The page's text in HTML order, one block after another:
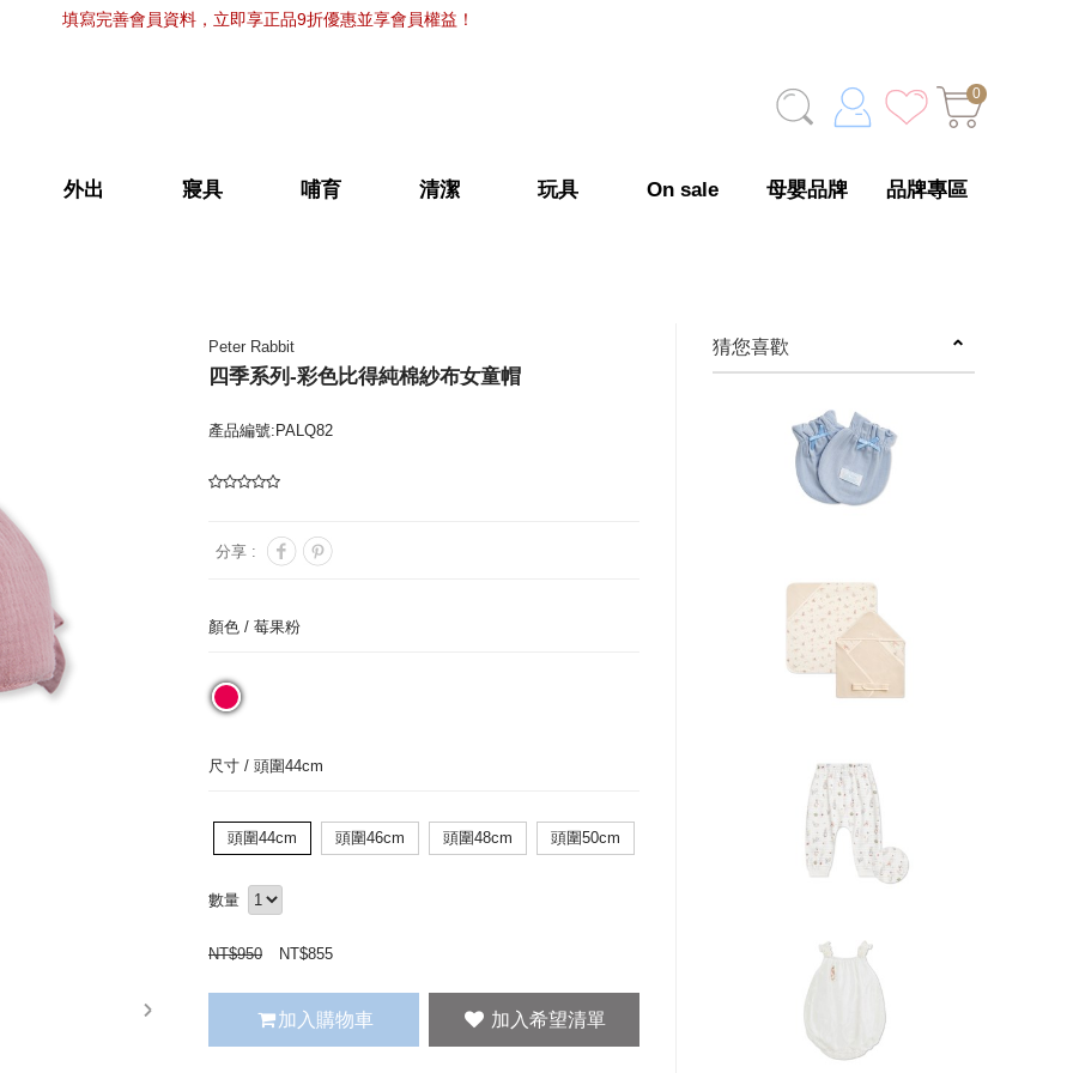
填寫完善會員資料，立即享正品9折優惠並享會員權益！
0
外出 寢具 哺育 清潔 玩具 On sale 母嬰品牌 品牌專區
next
Peter Rabbit
四季系列-彩色比得純棉紗布女童帽
產品編號:PALQ82
分享 :
顏色 / 莓果粉
尺寸 / 頭圍44cm
頭圍44cm 頭圍46cm 頭圍48cm 頭圍50cm
數量
NT$950 NT$855
加入購物車
猜您喜歡